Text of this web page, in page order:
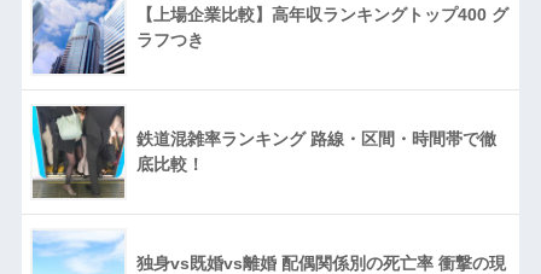
【上場企業比較】高年収ランキングトップ400 グ
ラフつき
鉄道混雑率ランキング 路線・区間・時間帯で徹
底比較！
独身vs既婚vs離婚 配偶関係別の死亡率 衝撃の現